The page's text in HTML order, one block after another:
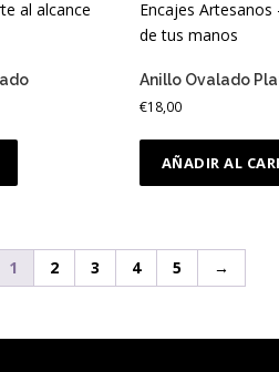
Anillo Ovalado
€18,00
AÑADIR AL
1 2 3 4 5 →